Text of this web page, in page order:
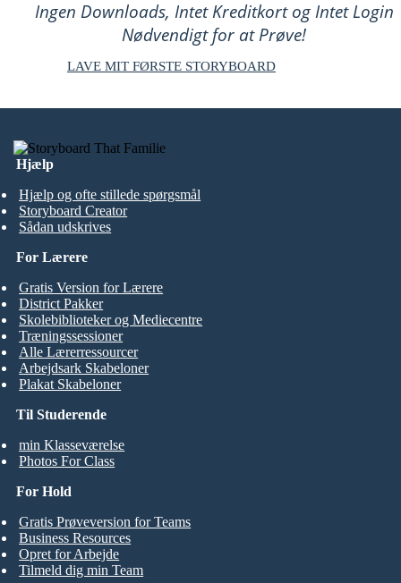
Ingen Downloads, Intet Kreditkort og Intet Login
Nødvendigt for at Prøve!
LAVE MIT FØRSTE STORYBOARD
Hjælp
Hjælp og ofte stillede spørgsmål
Storyboard Creator
Sådan udskrives
Til Studerende
min Klasseværelse
Photos For Class
For Lærere
Gratis Version for Lærere
District Pakker
Skolebiblioteker og Mediecentre
Træningssessioner
Alle Lærerressourcer
Arbejdsark Skabeloner
Plakat Skabeloner
For Hold
Gratis Prøveversion for Teams
Business Resources
Opret for Arbejde
Tilmeld dig min Team